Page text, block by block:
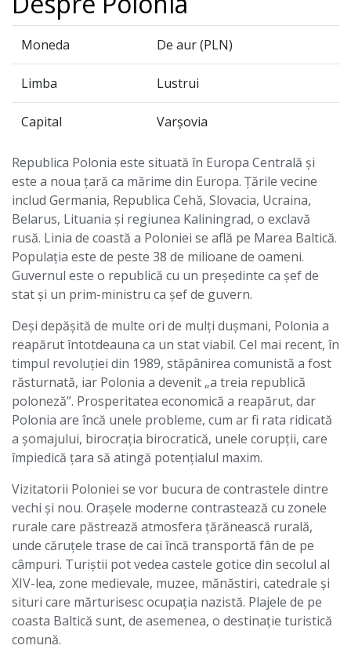
Moneda De aur (PLN)
Limba Lustrui
Capital Varşovia
Republica Polonia este situată în Europa Centrală și
este a noua țară ca mărime din Europa. Țările vecine
includ Germania, Republica Cehă, Slovacia, Ucraina,
Belarus, Lituania și regiunea Kaliningrad, o exclavă
rusă. Linia de coastă a Poloniei se află pe Marea Baltică.
Populația este de peste 38 de milioane de oameni.
Guvernul este o republică cu un președinte ca șef de
stat și un prim-ministru ca șef de guvern.
Deși depășită de multe ori de mulți dușmani, Polonia a
reapărut întotdeauna ca un stat viabil. Cel mai recent, în
timpul revoluției din 1989, stăpânirea comunistă a fost
răsturnată, iar Polonia a devenit „a treia republică
poloneză”. Prosperitatea economică a reapărut, dar
Polonia are încă unele probleme, cum ar fi rata ridicată
a șomajului, birocrația birocratică, unele corupții, care
împiedică țara să atingă potențialul maxim.
Vizitatorii Poloniei se vor bucura de contrastele dintre
vechi și nou. Orașele moderne contrastează cu zonele
rurale care păstrează atmosfera țărănească rurală,
unde căruțele trase de cai încă transportă fân de pe
câmpuri. Turiștii pot vedea castele gotice din secolul al
XIV-lea, zone medievale, muzee, mănăstiri, catedrale și
situri care mărturisesc ocupația nazistă. Plajele de pe
coasta Baltică sunt, de asemenea, o destinație turistică
comună.